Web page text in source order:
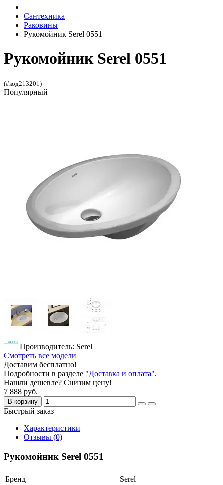
Сантехника
Раковины
Рукомойник Serel 0551
Рукомойник Serel 0551
(#код213201)
Популярный
Производитель: Serel
Смотреть все модели
Доставим бесплатно!
Подробности в разделе "Доставка и оплата".
Нашли дешевле? Снизим цену!
7 888 руб.
В корзину
Быстрый заказ
Характеристики
Отзывы (0)
Рукомойник Serel 0551
Бренд
Serel